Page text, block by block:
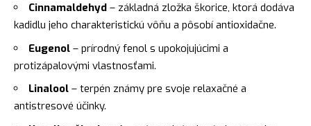
Cinnamaldehyd – základná zložka škorice, ktorá dodáva
kadidlu jeho charakteristickú vôňu a pôsobí antioxidačne.
Eugenol – prírodný fenol s upokojujúcimi a
protizápalovými vlastnosťami.
Linalool – terpén známy pre svoje relaxačné a
antistresové účinky.